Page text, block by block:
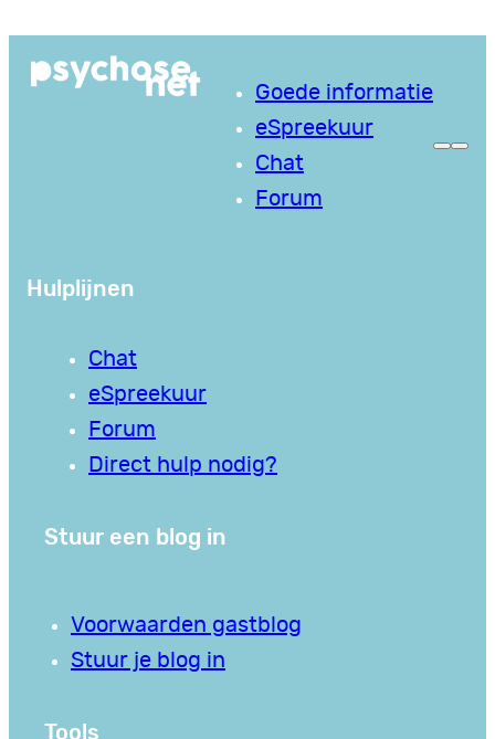
naar
Goede informatie
eSpreekuur
Chat
Forum
Hulplijnen
Chat
eSpreekuur
Forum
Direct hulp nodig?
Stuur een blog in
Voorwaarden gastblog
Stuur je blog in
Tools